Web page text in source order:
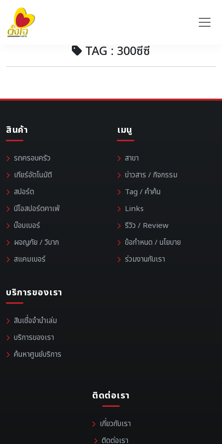
TAG : 300ซีซี
สินค้า
รถครอบครัว
เกียร์อัตโนมัติ
สปอร์ต
นีโอสปอร์ตคาเฟ่
บ๊อบเบอร์
ผจญภัย / วิบาก
สแคมเบอร์
เมนู
สาขา
ข่าวสาร / กิจกรรม
Tag / คำค้น
Links
รีวิว / Review
ข้อกำหนด / นโยบาย
ร่วมงานกับเรา
บริการของเรา
สินเชื่อจำนำเล่ม
บริการของเรา
ค้นหาศูนย์บริการ
ติดต่อเรา
เกี่ยวกับเรา
ติดต่อเรา